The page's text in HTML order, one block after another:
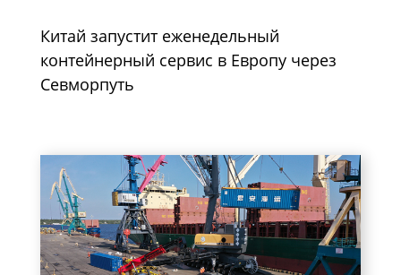
Китай запустит еженедельный
контейнерный сервис в Европу через
Севморпуть